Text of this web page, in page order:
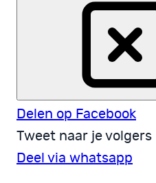
Delen op Facebook
Tweet naar je volgers
Deel via whatsapp